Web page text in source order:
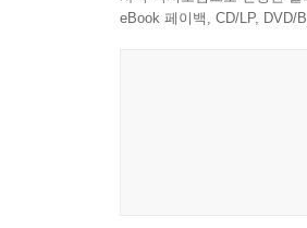
eBook 페이백, CD/LP, DVD/